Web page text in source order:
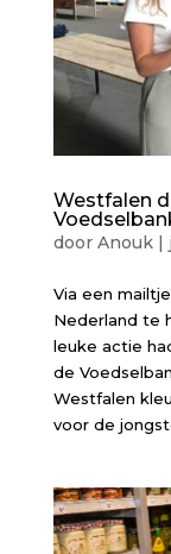
Westfalen
door Anouk|
Via een
Nederland te
leuke actie
de
Westfalen
voor de